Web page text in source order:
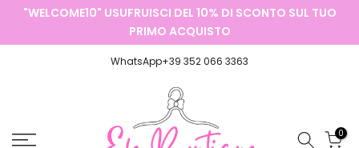
Salta
TUO SPEDIZIONE GRATUITACON ORDINI SUPERIORI A 49,90€
WhatsApp+39 352 066 3363
0